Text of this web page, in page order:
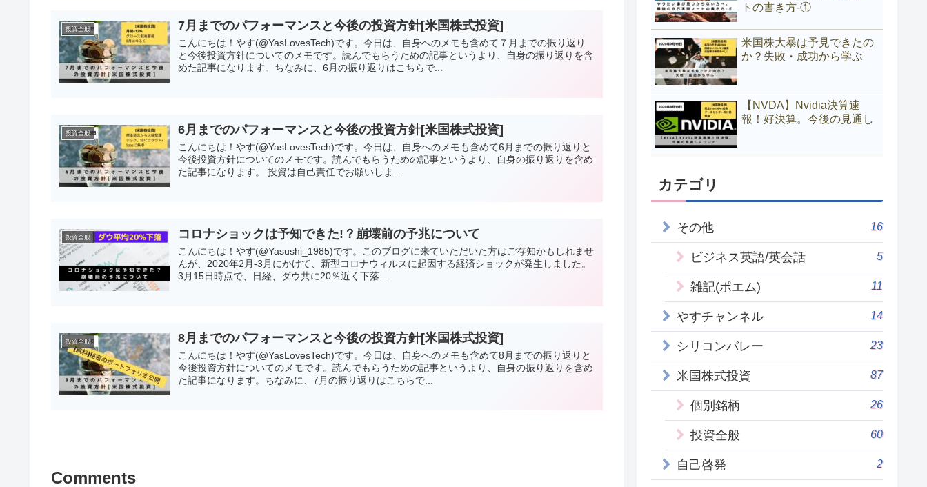
投資全般 7月までのパフォーマンスと今後の投資方針[米国株式投資]
こんにちは！やす(@YasLovesTech)です。今日は、自身へのメモも含めて７月までの振り返り
と今後投資方針についてのメモです。読んでもらうための記事というより、自身の振り返りを含
めた記事になります。ちなみに、6月の振り返りはこちらで...
投資全般 6月までのパフォーマンスと今後の投資方針[米国株式投資]
こんにちは！やす(@YasLovesTech)です。今日は、自身へのメモも含めて6月までの振り返りと
今後投資方針についてのメモです。読んでもらうための記事というより、自身の振り返りを含め
た記事になります。 投資は自己責任でお願いしま...
投資全般 コロナショックは予知できた!？崩壊前の予兆について
こんにちは！やす(@Yasushi_1985)です。このブログに来ていただいた方はご存知かもしれませ
んが、2020年2月-3月にかけて、新型コロナウィルスに起因する経済ショックが発生しました。
3月15日時点で、日経、ダウ共に20％近く下落...
投資全般 8月までのパフォーマンスと今後の投資方針[米国株式投資]
こんにちは！やす(@YasLovesTech)です。今日は、自身へのメモも含めて8月までの振り返りと
今後投資方針についてのメモです。読んでもらうための記事というより、自身の振り返りを含め
た記事になります。ちなみに、7月の振り返りはこちらで...
Comments
トの書き方-①
米国株大暴は予見できたの
か？失敗・成功から学ぶ
【NVDA】Nvidia決算速
報！好決算。今後の見通し
カテゴリ
その他 16
ビジネス英語/英会話 5
雑記(ポエム) 11
やすチャンネル 14
シリコンバレー 23
米国株式投資 87
個別銘柄 26
投資全般 60
自己啓発 2